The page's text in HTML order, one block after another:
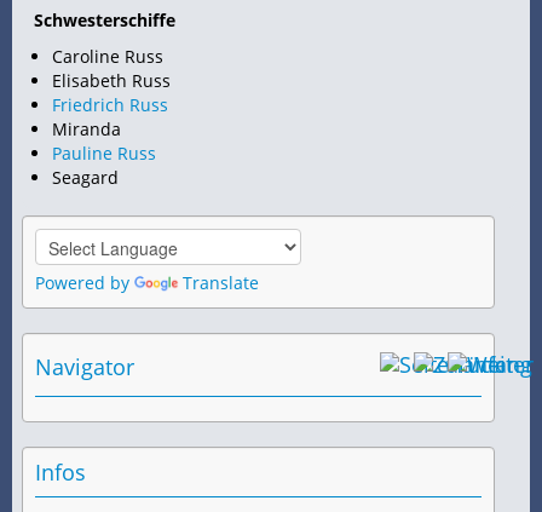
Schwesterschiffe
Caroline Russ
Elisabeth Russ
Friedrich Russ
Miranda
Pauline Russ
Seagard
Powered by Translate
Navigator
Infos